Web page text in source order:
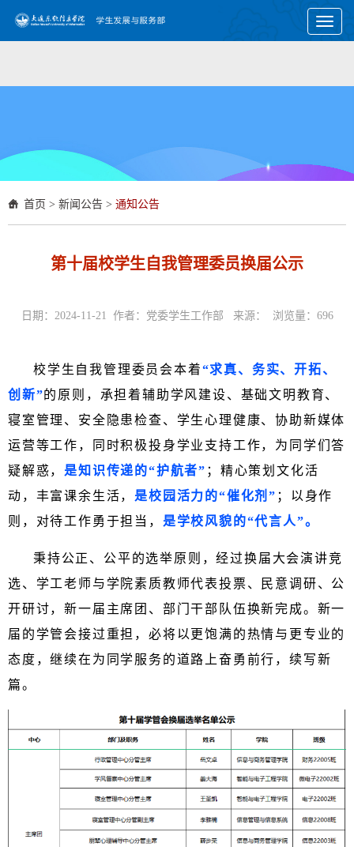
Toggle
首页 > 新闻公告 > 通知公告
第十届校学生自我管理委员换届公示
日期：2024-11-21 作者：党委学生工作部 来源： 浏览量： 696
校学生自我管理委员会本着“求真、务实、开拓、
创新”的原则，承担着辅助学风建设、基础文明教育、
寝室管理、安全隐患检查、学生心理健康、协助新媒体
运营等工作，同时积极投身学业支持工作，为同学们答
疑解惑， 是知识传递的“护航者” ；精心策划文化活
动，丰富课余生活， 是校园活力的“催化剂” ；以身作
则，对待工作勇于担当， 是学校风貌的“代言人”。
秉持公正、公平的选举原则，经过换届大会演讲竞
选、学工老师与学院素质教师代表投票、民意调研、公
开研讨，新一届主席团、部门干部队伍换新完成。 新一
届的学管会接过重担，必将以更饱满的热情与更专业的
态度，继续在为同学服务的道路上奋勇前行，续写新
篇。